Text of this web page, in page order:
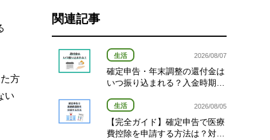
方
い
関連記事
生活 2026/08/07
確定申告・年末調整の還付金は
いつ振り込まれる？入金時期と
生活 2026/08/05
【完全ガイド】確定申告で医療
費控除を申請する方法は？対象